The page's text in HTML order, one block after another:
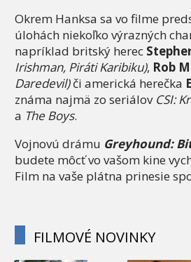
Okrem Hanksa sa vo filme
úlohách niekoľko výrazných
napríklad britský herec
Irishman, Piráti Karibiku), Rob
Daredevil)či americká herečka
známa najmä zo seriálov CSI:
a The Boys.
Vojnovú drámu Greyhound:
budete môcť vo vašom kine
Film na vaše plátna prinesie
FILMOVÉ NOVINKY